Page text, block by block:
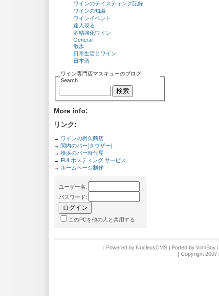
ワインのテイスティング記録
ワインの知識
ワインイベント
達人現る
酒精強化ワイン
General
散歩
日常生活とワイン
日本酒
ワイン専門店マスキューのブログ
Search
More info:
リンク:
→ ワインの桝久商店
→ 関内のバー[タウザー]
→ 横浜のバー時代屋
→ FULホスティング サービス
→ ホームページ制作
ユーザー名:
パスワード:
このPCを他の人と共用する
| Powered by NucleusCMS | Ported by VinhBoy
| Copyright